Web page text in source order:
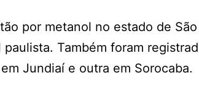
por metanol no estado de São
Também foram
Jundiaí e outra em Sorocaba.